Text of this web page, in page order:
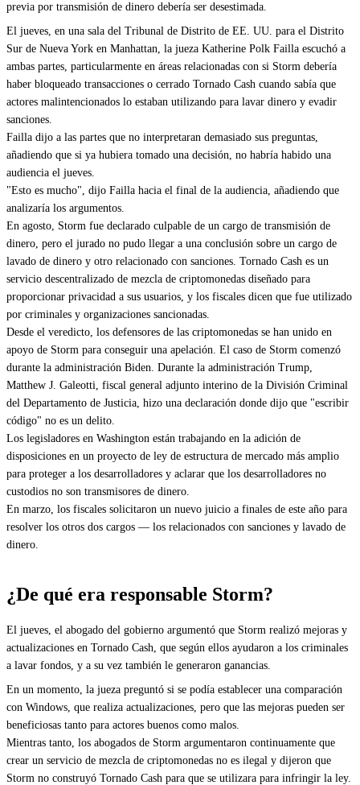
previa por transmisión de dinero debería ser desestimada.
El jueves, en una sala del Tribunal de Distrito de EE. UU. para el Distrito
Sur de Nueva York en Manhattan, la jueza Katherine Polk Failla escuchó a
ambas partes, particularmente en áreas relacionadas con si Storm debería
haber bloqueado transacciones o cerrado Tornado Cash cuando sabía que
actores malintencionados lo estaban utilizando para lavar dinero y evadir
sanciones.
Failla dijo a las partes que no interpretaran demasiado sus preguntas,
añadiendo que si ya hubiera tomado una decisión, no habría habido una
audiencia el jueves.
"Esto es mucho", dijo Failla hacia el final de la audiencia, añadiendo que
analizaría los argumentos.
En agosto, Storm fue declarado culpable de un cargo de transmisión de
dinero, pero el jurado no pudo llegar a una conclusión sobre un cargo de
lavado de dinero y otro relacionado con sanciones. Tornado Cash es un
servicio descentralizado de mezcla de criptomonedas diseñado para
proporcionar privacidad a sus usuarios, y los fiscales dicen que fue utilizado
por criminales y organizaciones sancionadas.
Desde el veredicto, los defensores de las criptomonedas se han unido en
apoyo de Storm para conseguir una apelación. El caso de Storm comenzó
durante la administración Biden. Durante la administración Trump,
Matthew J. Galeotti, fiscal general adjunto interino de la División Criminal
del Departamento de Justicia, hizo una declaración donde dijo que "escribir
código" no es un delito.
Los legisladores en Washington están trabajando en la adición de
disposiciones en un proyecto de ley de estructura de mercado más amplio
para proteger a los desarrolladores y aclarar que los desarrolladores no
custodios no son transmisores de dinero.
En marzo, los fiscales solicitaron un nuevo juicio a finales de este año para
resolver los otros dos cargos — los relacionados con sanciones y lavado de
dinero.
¿De qué era responsable Storm?
El jueves, el abogado del gobierno argumentó que Storm realizó mejoras y
actualizaciones en Tornado Cash, que según ellos ayudaron a los criminales
a lavar fondos, y a su vez también le generaron ganancias.
En un momento, la jueza preguntó si se podía establecer una comparación
con Windows, que realiza actualizaciones, pero que las mejoras pueden ser
beneficiosas tanto para actores buenos como malos.
Mientras tanto, los abogados de Storm argumentaron continuamente que
crear un servicio de mezcla de criptomonedas no es ilegal y dijeron que
Storm no construyó Tornado Cash para que se utilizara para infringir la ley.